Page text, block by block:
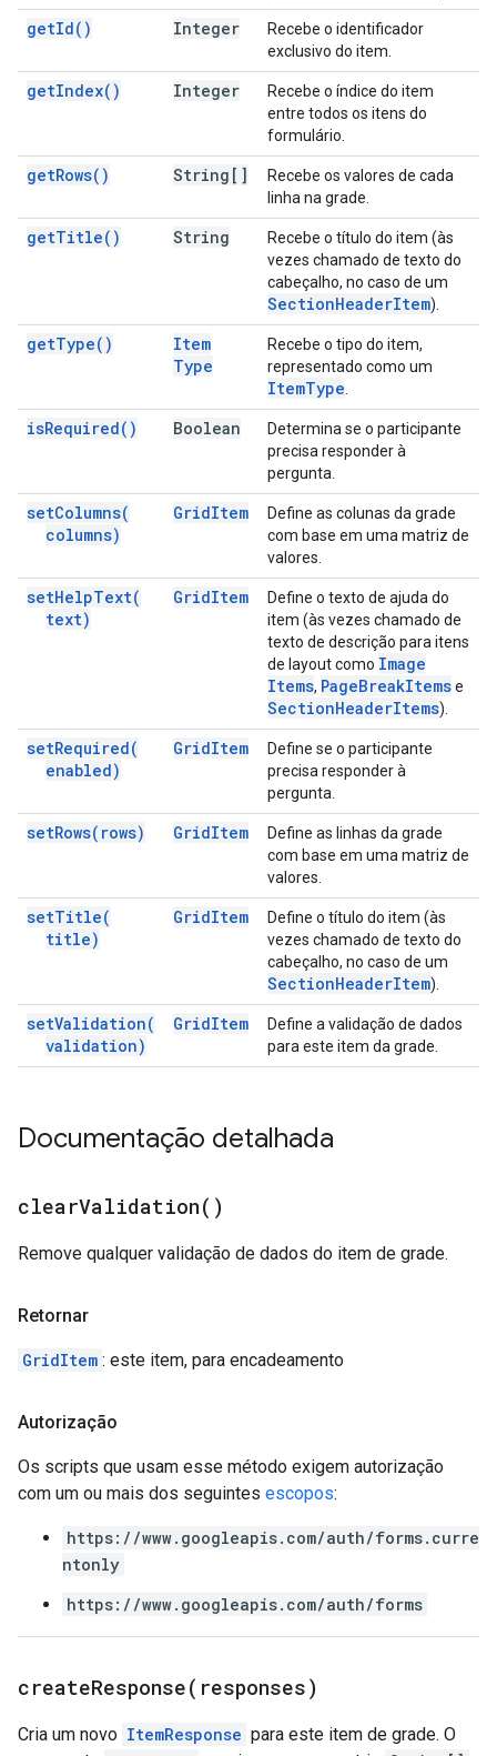
getId( ) Integer
Recebe o identificador
exclusivo do item.
getIndex( ) Integer
Recebe o índice do item
entre todos os itens do
formulário.
getRows( ) String[]
Recebe os valores de cada
linha na grade.
getTitle( ) String
Recebe o título do item (às
vezes chamado de texto do
cabeçalho, no caso de um
SectionHeaderItem).
getType( )
Item
Type
Recebe o tipo do item,
representado como um
ItemType
isRequired( ) Boolean
Determina se o participante
precisa responder à
pergunta.
setColumns(
columns)
GridItem
Define as colunas da grade
com base em uma matriz de
valores.
setHelpText(
text)
GridItem
Define o texto de ajuda do
item (às vezes chamado de
texto de descrição para itens
de layout como Image
Items, PageBreakItemse
SectionHeaderItems).
setRequired(
enabled)
GridItem
Define se o participante
precisa responder à
pergunta.
setRows( rows) GridItem
Define as linhas da grade
com base em uma matriz de
valores.
setTitle(
title)
GridItem
Define o título do item (às
vezes chamado de texto do
cabeçalho, no caso de um
SectionHeaderItem).
setValidation(
validation)
GridItem
Define a validação de dados
para este item da grade.
Documentação detalhada
clearValidation( )
Remove qualquer validação de dados do item de grade.
Retornar
GridItem : este item, para encadeamento
Autorização
Os scripts que usam esse método exigem autorização
com um ou mais dos seguintes escopos:
https://www.googleapis.com/auth/forms.curre
ntonly
https://www.googleapis.com/auth/forms
createResponse( responses)
Cria um novo ItemResponse para este item de grade. O